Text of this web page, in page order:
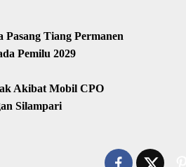
Tiang Permanen
Pemilu 2029
Akibat Mobil CPO
Silampari